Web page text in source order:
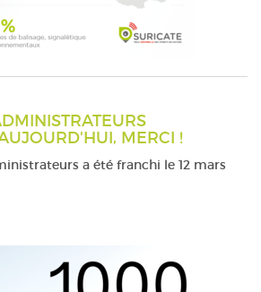
MERCI !
a été franchi le 12 mars